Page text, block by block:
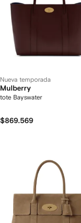
Nueva temporada
Mulberry
tote Bayswater
$869.569